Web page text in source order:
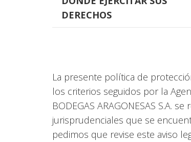
DERECHOS
La presente política de
los criterios seguidos por la
BODEGAS ARAGONESAS S.A.
jurisprudenciales que se
pedimos que revise este aviso